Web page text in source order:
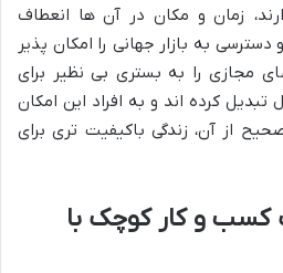
زمان و مکان در آن ها انعطاف
به بازار جهانی را امکان پذیر
مجازی را به بستری بی نظیر برای
تبدیل کرده اند و به افراد این امکان
از آن، زندگی باکیفیت تری برای
کسب و کار کوچک با